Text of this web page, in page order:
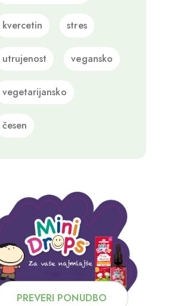
kvercetin stres
utrujenost vegansko
vegetarijansko
česen
PREVERI PONUDBO